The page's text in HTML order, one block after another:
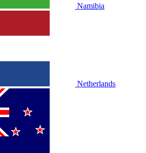
Namibia
Netherlands